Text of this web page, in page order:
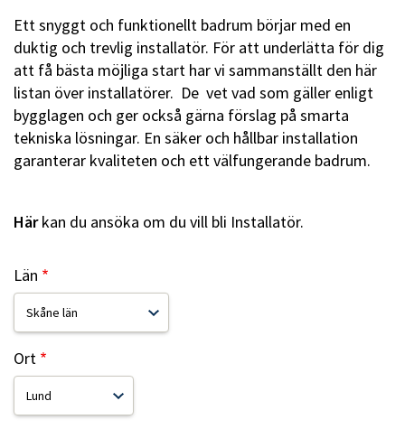
Ett snyggt och funktionellt badrum börjar med en
duktig och trevlig installatör. För att underlätta för dig
att få bästa möjliga start har vi sammanställt den här
listan över installatörer. De vet vad som gäller enligt
bygglagen och ger också gärna förslag på smarta
tekniska lösningar. En säker och hållbar installation
garanterar kvaliteten och ett välfungerande badrum.
Härkan du ansöka om du vill bli Installatör.
Län
Ort